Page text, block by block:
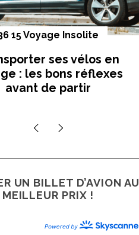
15 Voyage Insolite
ses vélos en
: les bons réflexes
avant de partir
UN BILLET D’AVION AU
MEILLEUR PRIX !